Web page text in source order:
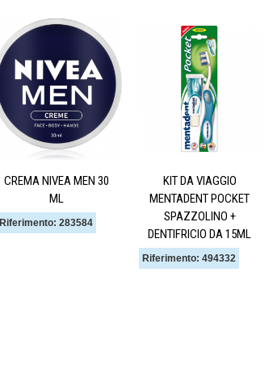
CREMA NIVEA MEN 30
ML
Riferimento: 283584
KIT DA VIAGGIO
MENTADENT POCKET
SPAZZOLINO +
DENTIFRICIO DA 15ML
Riferimento: 494332